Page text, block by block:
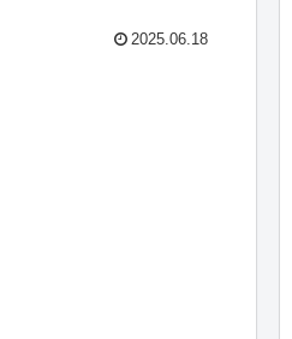
2025.06.18